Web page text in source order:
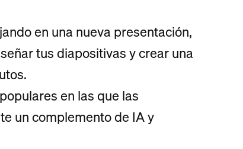
en una nueva presentación,
tus diapositivas y crear una
en las que las
un complemento de IA y